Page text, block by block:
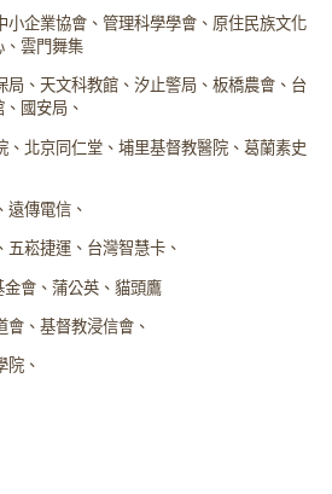
小企業協會、管理科學學會、原住民族文化
、雲門舞集
局、天文科教館、汐止警局、板橋農會、台
國安局、
、北京同仁堂、埔里基督教醫院、葛蘭素史
遠傳電信、
五崧捷運、台灣智慧卡、
會、蒲公英、貓頭鷹
會、基督教浸信會、
院、